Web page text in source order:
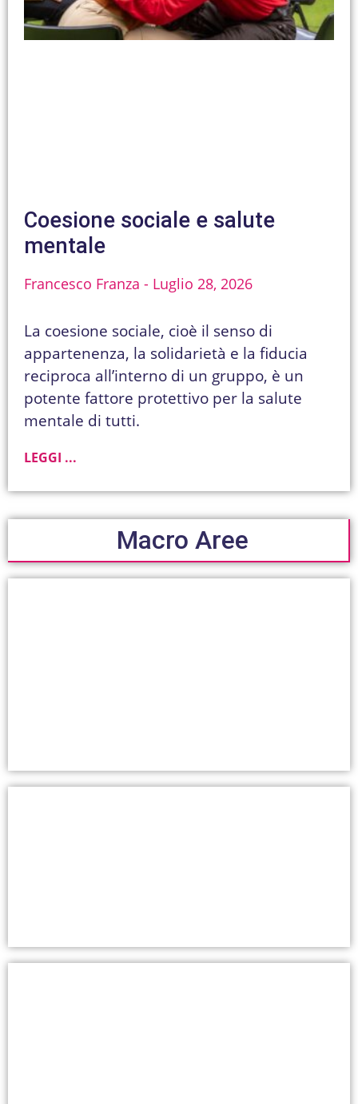
Coesione sociale e salute
mentale
Francesco Franza Luglio 28, 2026
La coesione sociale, cioè il senso di
appartenenza, la solidarietà e la fiducia
reciproca all’interno di un gruppo, è un
potente fattore protettivo per la salute
mentale di tutti.
LEGGI ...
Macro Aree